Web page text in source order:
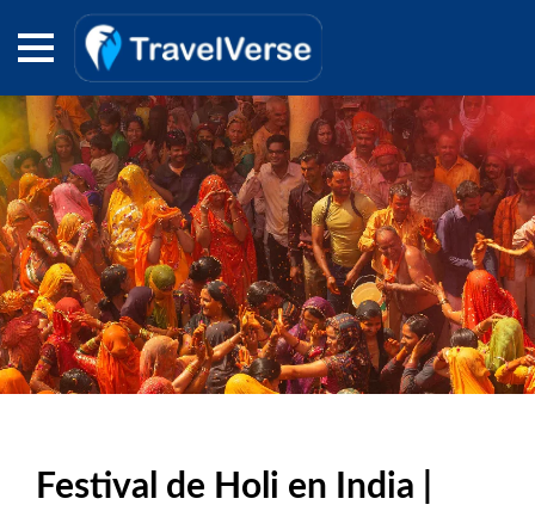
Festival de Holi en India |